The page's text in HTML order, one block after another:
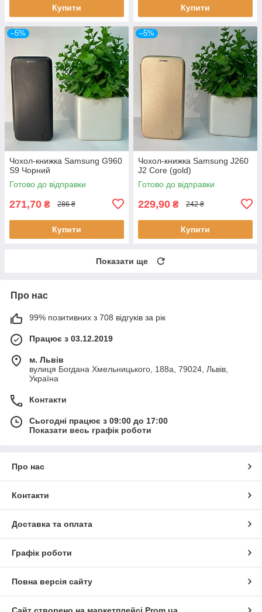
Купити Купити
–5%
Чохол-книжка Samsung G960
S9 Чорний
Готово до відправки
271,70 ₴ 286 ₴
Купити
–5%
Чохол-книжка Samsung J260
J2 Core (gold)
Готово до відправки
229,90 ₴ 242 ₴
Купити
Показати ще
Про нас
99% позитивних з 708 відгуків за рік
Працює з 03.12.2019
м. Львів
вулиця Богдана Хмельницького, 188а, 79024, Львів,
Україна
Контакти
Сьогодні працює з 09:00 до 17:00
Показати весь графік роботи
Про нас
Контакти
Доставка та оплата
Графік роботи
Повна версія сайту